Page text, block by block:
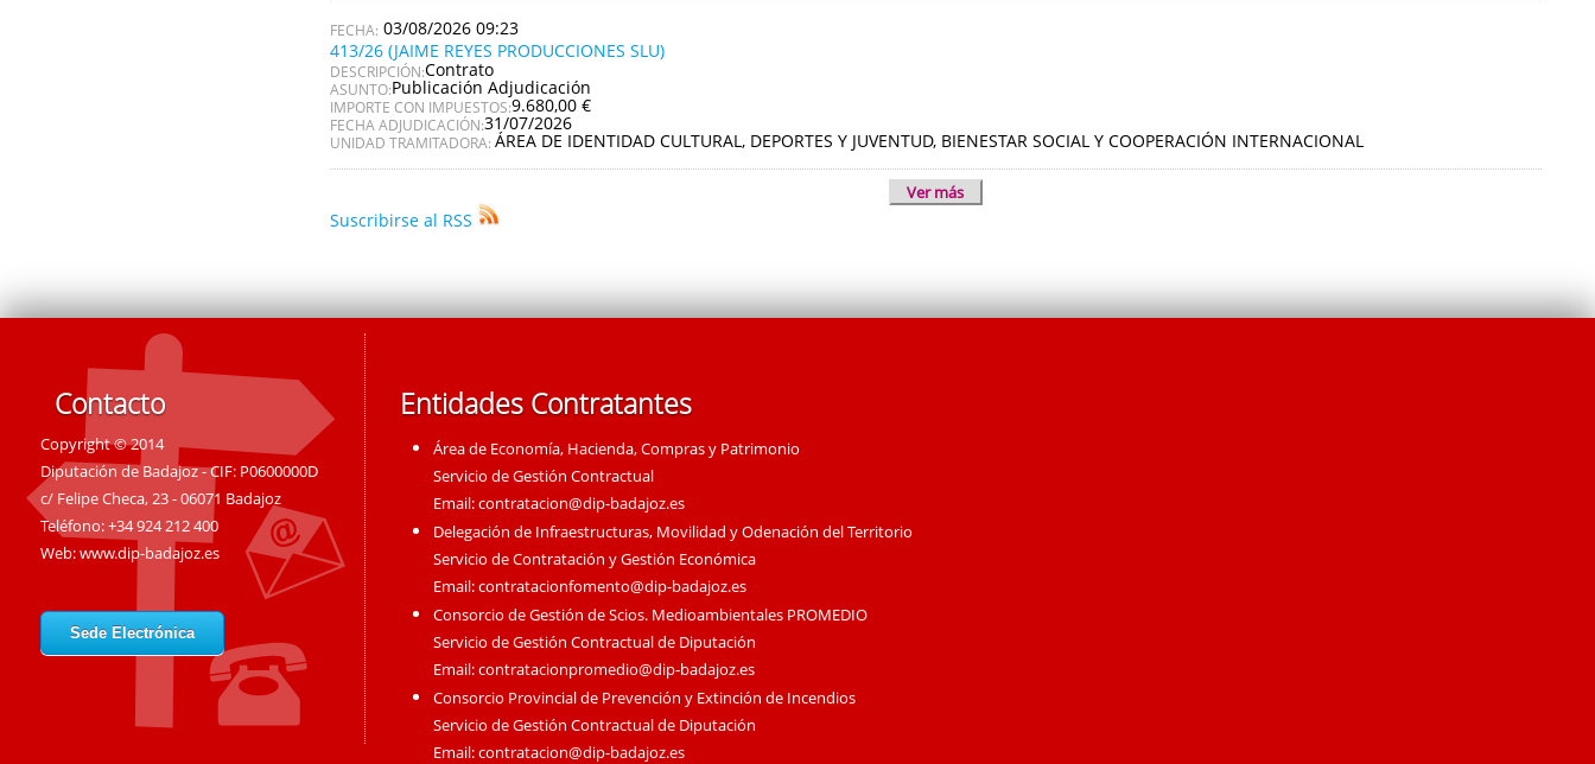
03/08/2026 09:23
413/26 (JAIME REYES PRODUCCIONES SLU)
DESCRIPCIÓN:Contrato
ASUNTO:Publicación Adjudicación
IMPORTE CON IMPUESTOS:9.680,00 €
FECHA ADJUDICACIÓN:31/07/2026
UNIDAD TRAMITADORA: ÁREA DE IDENTIDAD CULTURAL, DEPORTES Y JUVENTUD, BIENESTAR SOCIAL Y COOPERACIÓN INTERNACIONAL
Ver más
Suscribirse al RSS
Contacto
Copyright © 2014
Diputación de Badajoz - CIF: P0600000D
c/ Felipe Checa, 23 - 06071 Badajoz
Teléfono: +34 924 212 400
Web:www.dip-badajoz.es
Sede Electrónica
Entidades Contratantes
Área de Economía, Hacienda, Compras y Patrimonio
Servicio de Gestión Contractual
Email:contratacion@dip-badajoz.es
Delegación de Infraestructuras, Movilidad y Odenación del Territorio
Servicio de Contratación y Gestión Económica
Email:contratacionfomento@dip-badajoz.es
Consorcio de Gestión de Scios. Medioambientales PROMEDIO
Servicio de Gestión Contractual de Diputación
Email:contratacionpromedio@dip-badajoz.es
Consorcio Provincial de Prevención y Extinción de Incendios
Servicio de Gestión Contractual de Diputación
Email:contratacion@dip-badajoz.es